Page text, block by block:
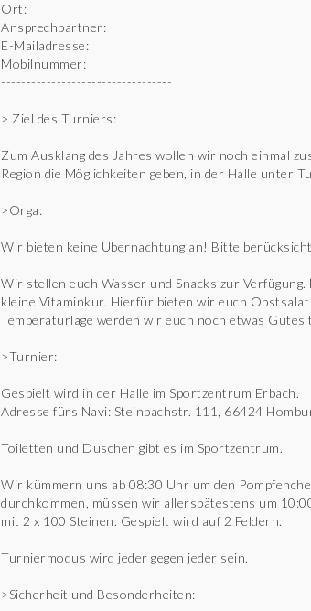
Ort:
Ansprechpartner:
E-Mailadresse:
Mobilnummer:
----------------------------------
> Ziel des Turniers:
Zum Ausklang des Jahres wollen wir noch einmal
Region die Möglichkeiten geben, in der Halle unter
>Orga:
Wir bieten keine Übernachtung an! Bitte
Wir stellen euch Wasser und Snacks zur
kleine Vitaminkur. Hierfür bieten wir euch
Temperaturlage werden wir euch noch etwas Gutes
>Turnier:
Gespielt wird in der Halle im Sportzentrum Erbach.
Adresse fürs Navi: Steinbachstr. 111, 66424
Toiletten und Duschen gibt es im Sportzentrum.
Wir kümmern uns ab 08:30 Uhr um den
durchkommen, müssen wir allerspätestens um
mit 2 x 100 Steinen. Gespielt wird auf 2 Feldern.
Turniermodus wird jeder gegen jeder sein.
>Sicherheit und Besonderheiten: